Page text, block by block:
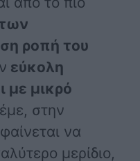
ροπή του
εύκολη
με μικρό
στην
να
μερίδιο,